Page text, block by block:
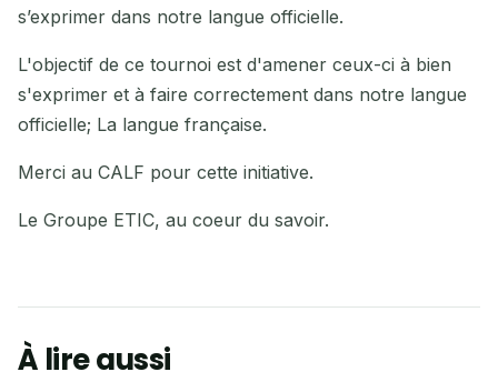
s’exprimer dans notre langue officielle.
L'objectif de ce tournoi est d'amener ceux-ci à bien
s'exprimer et à faire correctement dans notre langue
officielle; La langue française.
Merci au CALF pour cette initiative.
Le Groupe ETIC, au coeur du savoir.
À lire aussi